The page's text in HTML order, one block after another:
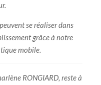
se réaliser dans
grâce à notre
mobile.
RONGIARD, reste à